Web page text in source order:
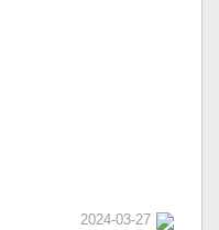
2024-03-27